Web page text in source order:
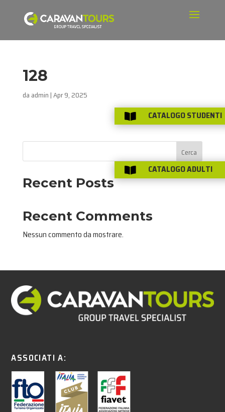
128
da admin |Apr 9, 2025
Cerca
Recent Posts
Recent Comments
Nessun commento da mostrare.
ASSOCIATI A:
 CATALOGO STUDENTI
 CATALOGO ADULTI